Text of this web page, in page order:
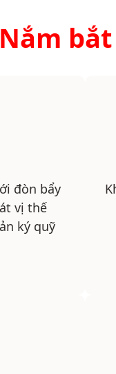
Nắm
đòn bẩy
vị thế
ký quỹ